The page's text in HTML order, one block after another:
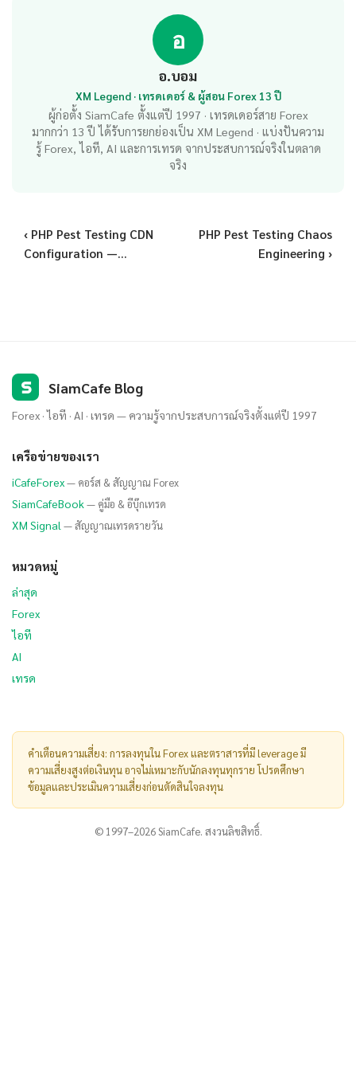
อ
อ.บอม
XM Legend · เทรดเดอร์ & ผู้สอน Forex 13 ปี
ผู้ก่อตั้ง SiamCafe ตั้งแต่ปี 1997 · เทรดเดอร์สาย Forex
มากกว่า 13 ปี ได้รับการยกย่องเป็น XM Legend · แบ่งปันความ
รู้ Forex, ไอที, AI และการเทรด จากประสบการณ์จริงในตลาด
จริง
‹ PHP Pest Testing CDN
Configuration —...
PHP Pest Testing Chaos
Engineering ›
S SiamCafe Blog
Forex · ไอที · AI · เทรด — ความรู้จากประสบการณ์จริงตั้งแต่ปี 1997
เครือข่ายของเรา
iCafeForex— คอร์ส & สัญญาณ Forex
SiamCafeBook— คู่มือ & อีบุ๊กเทรด
XM Signal — สัญญาณเทรดรายวัน
หมวดหมู่
ล่าสุด
Forex
ไอที
AI
เทรด
คำเตือนความเสี่ยง: การลงทุนใน Forex และตราสารที่มี leverage มี
ความเสี่ยงสูงต่อเงินทุน อาจไม่เหมาะกับนักลงทุนทุกราย โปรดศึกษา
ข้อมูลและประเมินความเสี่ยงก่อนตัดสินใจลงทุน
© 1997–2026 SiamCafe. สงวนลิขสิทธิ์.